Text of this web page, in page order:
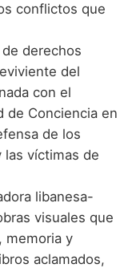
conflictos que
derechos
del
con el
de Conciencia en
de los
las víctimas de
libanesa-
visuales que
memoria y
aclamados,